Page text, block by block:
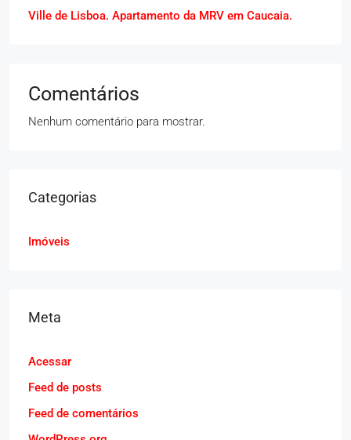
Ville de Lisboa. Apartamento da MRV em Caucaia.
Comentários
Nenhum comentário para mostrar.
Categorias
Imóveis
Meta
Acessar
Feed de posts
Feed de comentários